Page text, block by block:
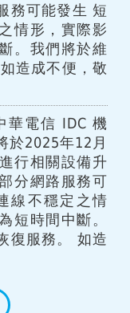
務可能發生 短
情形，實際影
。我們將於維
造成不便，敬
華電信 IDC 機
於2025年12月
行相關設備升
分網路服務可
線不穩定之情
短時間中斷。
復服務。 如造